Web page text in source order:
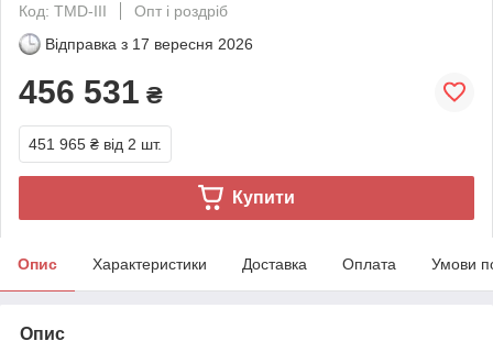
Код: TMD-III
Опт і роздріб
Відправка з 17 вересня 2026
456 531 ₴
451 965 ₴ від 2 шт.
Купити
Опис Характеристики Доставка Оплата Умови
Опис